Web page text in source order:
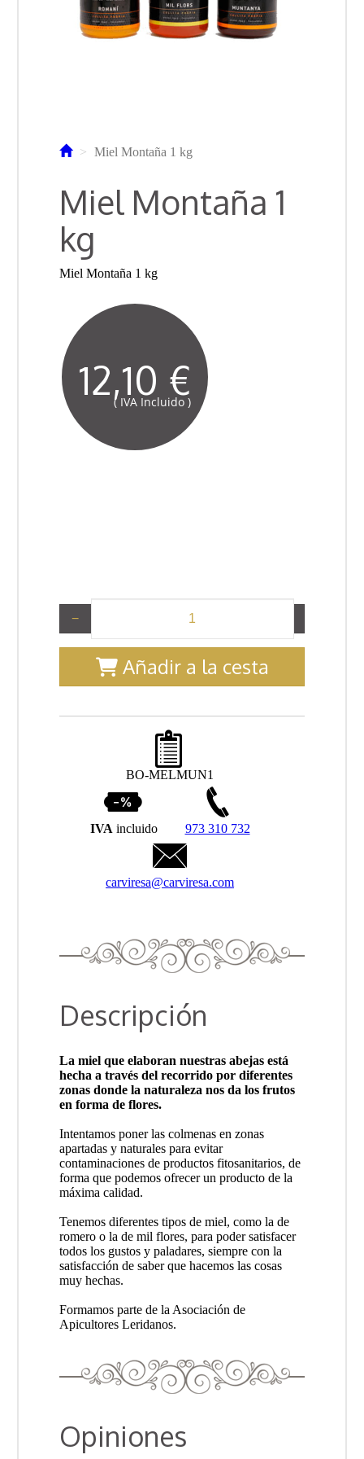
Miel Montaña 1 kg
Miel Montaña 1
kg
Miel Montaña 1 kg
12,10 €
( IVA Incluido )
−
Añadir a la cesta
BO-MELMUN1
IVA incluido 973 310 732
carviresa@carviresa.com
Descripción
La miel que elaboran nuestras abejas está
hecha a través del recorrido por diferentes
zonas donde la naturaleza nos da los frutos
en forma de flores.
Intentamos poner las colmenas en zonas
apartadas y naturales para evitar
contaminaciones de productos fitosanitarios, de
forma que podemos ofrecer un producto de la
máxima calidad.
Tenemos diferentes tipos de miel, como la de
romero o la de mil flores, para poder satisfacer
todos los gustos y paladares, siempre con la
satisfacción de saber que hacemos las cosas
muy hechas.
Formamos parte de la Asociación de
Apicultores Leridanos.
Opiniones